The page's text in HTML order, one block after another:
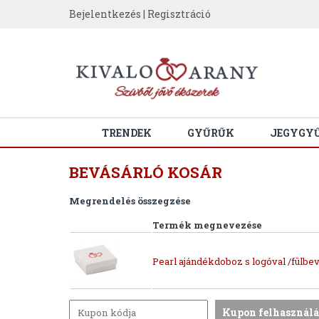
Bejelentkezés | Regisztráció
TRENDEK GYŰRŰK
BEVÁSÁRLÓ KOSÁR
Megrendelés összegzése
Termék megnevezése
Pearl ajándékdoboz s logóval /